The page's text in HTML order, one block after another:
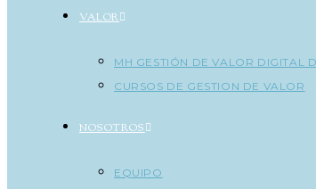
VALOR
MH GESTIÓN DE VALOR DIGITAL
CURSOS DE GESTION DE VALOR
NOSOTROS
EQUIPO